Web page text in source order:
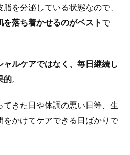
を分泌している状態なので、
落ち着かせるのがベストで
ルケアではなく、毎日継続し
的。
きた日や体調の悪い日等、生
かけてケアできる日ばかりで